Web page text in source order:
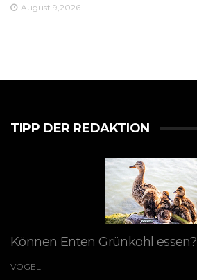
August 9,2026
TIPP DER REDAKTION
Können Enten Grünkohl essen?
VÖGEL